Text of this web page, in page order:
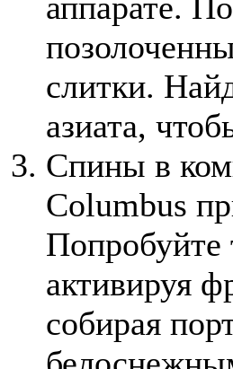
слитки.
азиата,
Спины в
Columbus
Попробуйте
активируя
собирая